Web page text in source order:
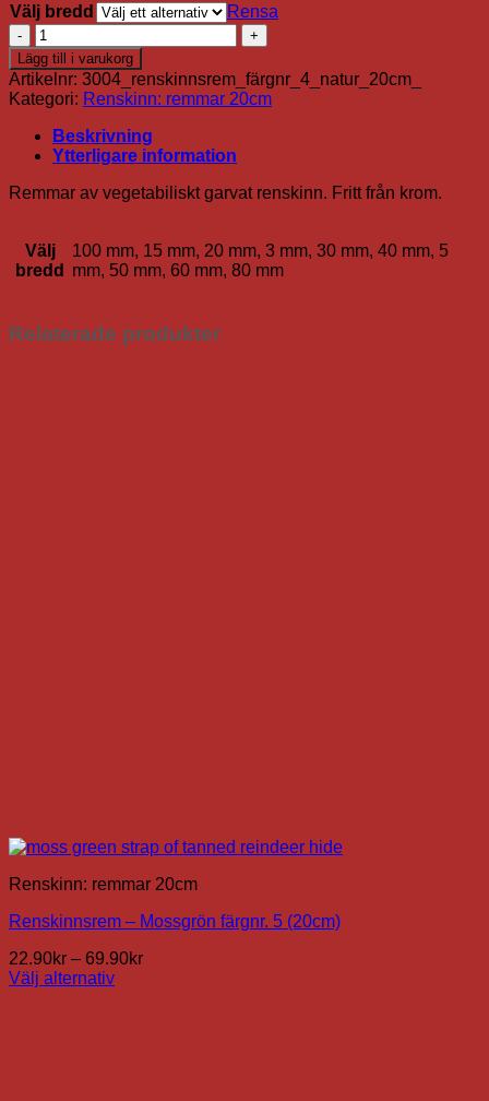
Välj bredd
Rensa
Renskinnsrem
-
Natur
färgnr.
4
(20cm)
mängd
Lägg till i varukorg
Artikelnr: 3004_renskinnsrem_färgnr_4_natur_20cm_
Kategori: Renskinn: remmar 20cm
Beskrivning
Ytterligare information
Remmar av vegetabiliskt garvat renskinn. Fritt från krom.
Välj
bredd
100 mm, 15 mm, 20 mm, 3 mm, 30 mm, 40 mm, 5
mm, 50 mm, 60 mm, 80 mm
Relaterade produkter
Renskinn: remmar 20cm
Renskinnsrem – Mossgrön färgnr. 5 (20cm)
22.90kr – 69.90krPrisintervall:
Välj alternativ